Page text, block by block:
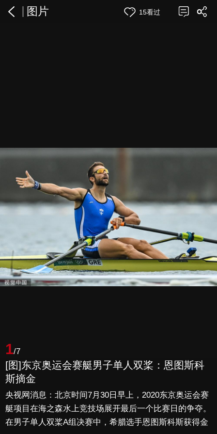
图片 15看过
1/7
[图]东京奥运会赛艇男子单人双桨：恩图斯科
斯摘金
央视网消息：北京时间7月30日早上，2020东京奥运会赛
艇项目在海之森水上竞技场展开最后一个比赛日的争夺。
在男子单人双桨A组决赛中，希腊选手恩图斯科斯获得金